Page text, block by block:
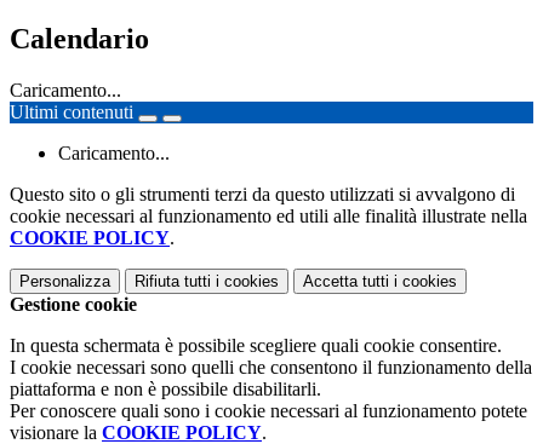
Calendario
Caricamento...
Ultimi contenuti
Caricamento...
Questo sito o gli strumenti terzi da questo utilizzati si avvalgono di
cookie necessari al funzionamento ed utili alle finalità illustrate nella
COOKIE POLICY.
Personalizza Rifiuta tutti i cookies Accetta tutti i cookies
Gestione cookie
In questa schermata è possibile scegliere quali cookie consentire.
I cookie necessari sono quelli che consentono il funzionamento della
piattaforma e non è possibile disabilitarli.
Per conoscere quali sono i cookie necessari al funzionamento potete
visionare la COOKIE POLICY.